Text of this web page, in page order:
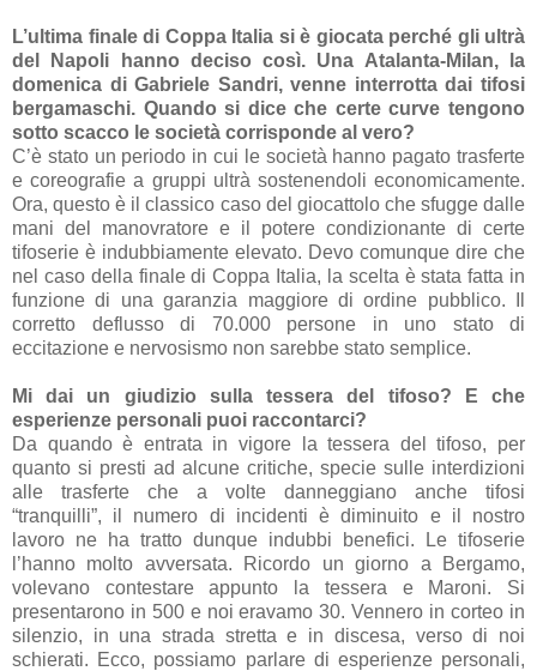
L’ultima finale di Coppa Italia si è giocata perché gli ultrà
del Napoli hanno deciso così. Una Atalanta-Milan, la
domenica di Gabriele Sandri, venne interrotta dai tifosi
bergamaschi. Quando si dice che certe curve tengono
sotto scacco le società corrisponde al vero?
C’è stato un periodo in cui le società hanno pagato trasferte
e coreografie a gruppi ultrà sostenendoli economicamente.
Ora, questo è il classico caso del giocattolo che sfugge dalle
mani del manovratore e il potere condizionante di certe
tifoserie è indubbiamente elevato. Devo comunque dire che
nel caso della finale di Coppa Italia, la scelta è stata fatta in
funzione di una garanzia maggiore di ordine pubblico. Il
corretto deflusso di 70.000 persone in uno stato di
eccitazione e nervosismo non sarebbe stato semplice.
Mi dai un giudizio sullatessera del tifoso? E che
esperienze personali puoi raccontarci?
Da quando è entrata in vigore la tessera del tifoso, per
quanto si presti ad alcune critiche, specie sulle interdizioni
alle trasferte che a volte danneggiano anche tifosi
“tranquilli”, il numero di incidenti è diminuito e il nostro
lavoro ne ha tratto dunque indubbi benefici.
Le tifoserie
l’hanno molto avversata. Ricordo un giorno a Bergamo,
volevano contestare appunto la tessera e Maroni. Si
presentarono in 500 e noi eravamo 30. Vennero in corteo in
silenzio, in una strada stretta e in discesa, verso di noi
schierati. Ecco, possiamo parlare di esperienze personali,